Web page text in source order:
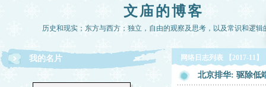
文庙的博客
历史和现实；东方与西方；独立，自由的观察及思考，以及常识和逻辑
我的名片 网络日志列表 【2017-11】
北京排华: 驱除低